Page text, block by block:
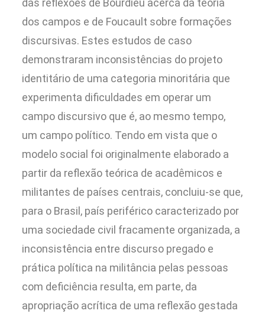
das reflexões de Bourdieu acerca da teoria
dos campos e de Foucault sobre formações
discursivas. Estes estudos de caso
demonstraram inconsistências do projeto
identitário de uma categoria minoritária que
experimenta dificuldades em operar um
campo discursivo que é, ao mesmo tempo,
um campo político. Tendo em vista que o
modelo social foi originalmente elaborado a
partir da reflexão teórica de acadêmicos e
militantes de países centrais, concluiu-se que,
para o Brasil, país periférico caracterizado por
uma sociedade civil fracamente organizada, a
inconsistência entre discurso pregado e
prática política na militância pelas pessoas
com deficiência resulta, em parte, da
apropriação acrítica de uma reflexão gestada